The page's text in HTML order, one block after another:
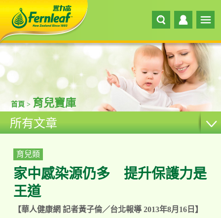
首頁 > 育兒寶庫
所有文章
育兒類
家中感染源仍多 提升保護力是
王道
【華人健康網 記者黃子倫／台北報導 2013年8月16日】